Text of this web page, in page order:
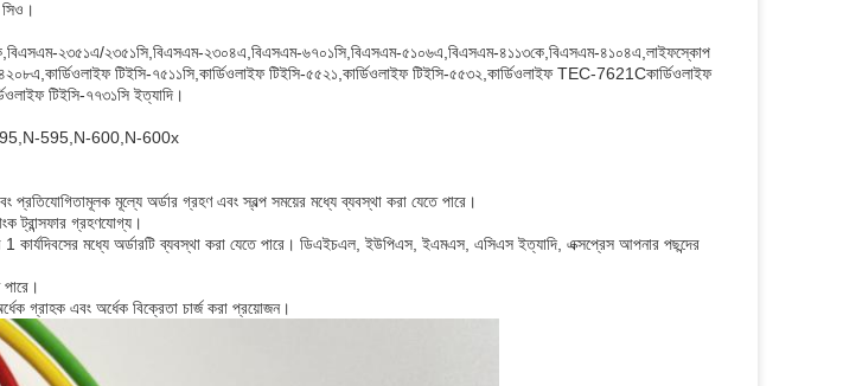
২৩৫১এ/২৩৫১সি,বিএসএম-২৩০৪এ,বিএসএম-৬৭০১সি,বিএসএম-৫১০৬এ,বিএসএম-৪১১৩কে,বিএসএম-৪১০৪এ,লাইফস্কোপ
টিইসি-৭৫১১সি,কার্ডিওলাইফ টিইসি-৫৫২১,কার্ডিওলাইফ টিইসি-৫৫৩২,কার্ডিওলাইফ TEC-7621Cকার্ডিওলাইফ
টিইসি-৭৭৩১সি ইত্যাদি।
595,N-600,N-600x
প্রতিযোগিতামূলক মূল্যে অর্ডার গ্রহণ এবং স্বল্প সময়ের মধ্যে ব্যবস্থা করা যেতে পারে।
ট্রান্সফার গ্রহণযোগ্য।
1 কার্যদিবসের মধ্যে অর্ডারটি ব্যবস্থা করা যেতে পারে। ডিএইচএল, ইউপিএস, ইএমএস, এসিএস ইত্যাদি, এক্সপ্রেস আপনার পছন্দের
পারে।
গ্রাহক এবং অর্ধেক বিক্রেতা চার্জ করা প্রয়োজন।